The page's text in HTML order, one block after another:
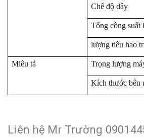
Chế độ dây
Tổng công suất
lượng tiêu hao
Miêu tả Trọng lượng
Kích thước bên
Liên hệ Mr Trường